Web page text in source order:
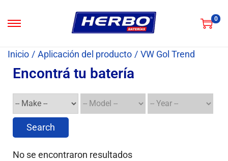
0
Inicio / Aplicación del producto / VW Gol Trend
Encontrá tu batería
Search
No se encontraron resultados